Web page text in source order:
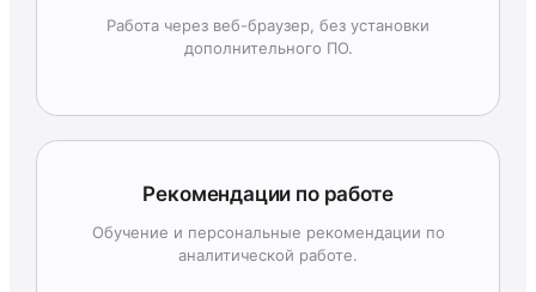
Работа через веб-браузер, без установки
дополнительного ПО.
Рекомендации по работе
Обучение и персональные рекомендации по
аналитической работе.